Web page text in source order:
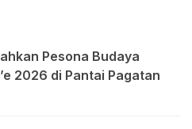
Pesona Budaya
2026 di Pantai Pagatan